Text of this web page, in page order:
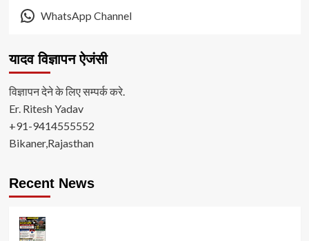
WhatsApp Channel
यादव विज्ञापन ऐजंसी
विज्ञापन देने के लिए सम्पर्क करे.
Er. Ritesh Yadav
+91-9414555552
Bikaner,Rajasthan
Recent News